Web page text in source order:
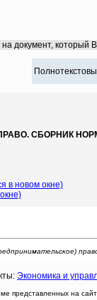
на документ, который
СБОРНИК
в новом окне)
Экономика и
представленных на